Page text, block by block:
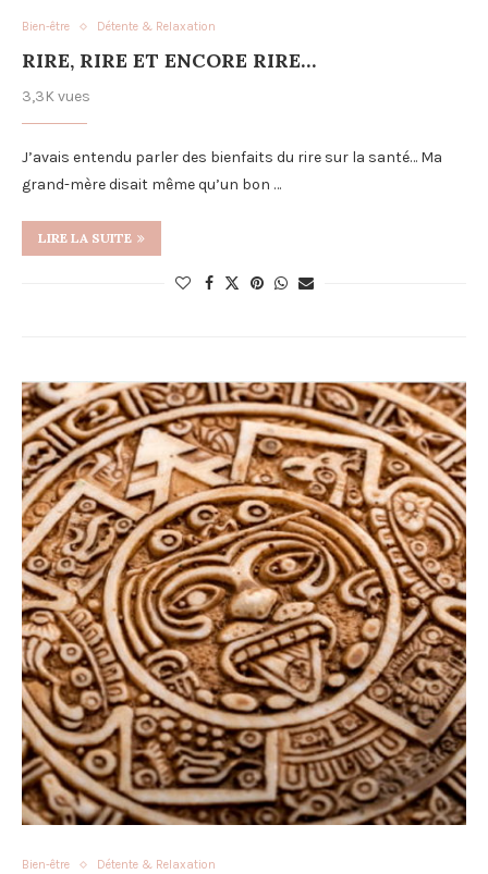
Bien-être Détente & Relaxation
RIRE, RIRE ET ENCORE RIRE…
3,3K vues
J’avais entendu parler des bienfaits du rire sur la santé… Ma
grand-mère disait même qu’un bon …
LIRE LA SUITE
Bien-être Détente & Relaxation